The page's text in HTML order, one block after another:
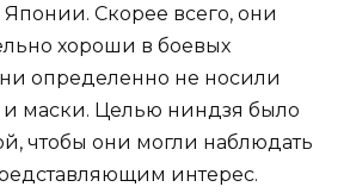
Скорее всего, они
хороши в боевых
определенно не носили
маски. Целью ниндзя было
чтобы они могли наблюдать
интерес.